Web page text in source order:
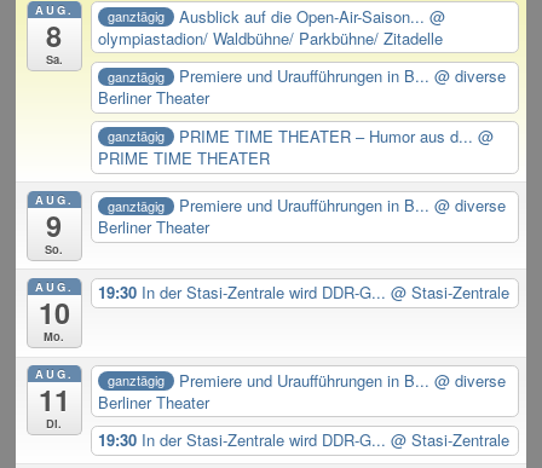
AUG.
8
Sa.
ganztägig Ausblick auf die Open-Air-Saison... @
olympiastadion/ Waldbühne/ Parkbühne/ Zitadelle
ganztägig Premiere und Uraufführungen in B... @ diverse
Berliner Theater
ganztägig PRIME TIME THEATER – Humor aus d... @
PRIME TIME THEATER
AUG.
9
So.
ganztägig Premiere und Uraufführungen in B... @ diverse
Berliner Theater
AUG.
10
Mo.
19:30 In der Stasi-Zentrale wird DDR-G...@ Stasi-Zentrale
AUG.
11
Di.
ganztägig Premiere und Uraufführungen in B... @ diverse
Berliner Theater
19:30 In der Stasi-Zentrale wird DDR-G...@ Stasi-Zentrale